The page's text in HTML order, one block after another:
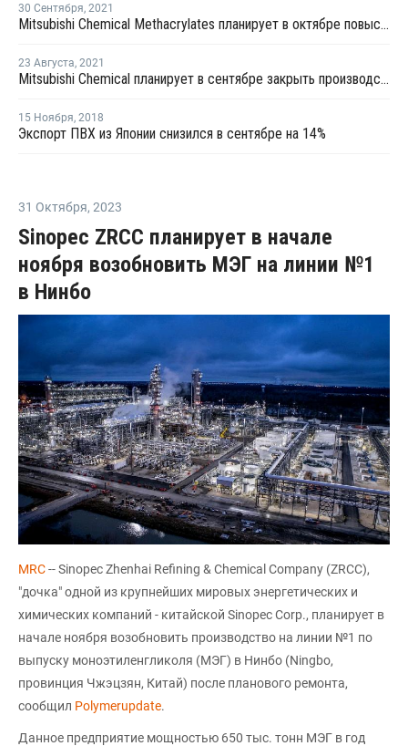
30 Сентября, 2021
Mitsubishi Chemical Methacrylates планирует в октябре повысить цены ММА в США
23 Августа, 2021
Mitsubishi Chemical планирует в сентябре закрыть производство ММА в Японии на ремонт
15 Ноября, 2018
Экспорт ПВХ из Японии снизился в сентябре на 14%
31 Октября, 2023
Sinopec ZRCC планирует в начале
ноября возобновить МЭГ на линии №1
в Нинбо
MRC-- Sinopec Zhenhai Refining & Chemical Company (ZRCC),
"дочка" одной из крупнейших мировых энергетических и
химических компаний - китайской Sinopec Corp., планирует в
начале ноября возобновить производство на линии №1 по
выпуску моноэтиленгликоля (МЭГ) в Нинбо (Ningbo,
провинция Чжэцзян, Китай) после планового ремонта,
сообщил Polymerupdate.
Данное предприятие мощностью 650 тыс. тонн МЭГ в год